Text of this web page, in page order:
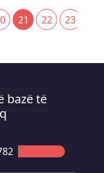
21(current)
22 23
bazë të